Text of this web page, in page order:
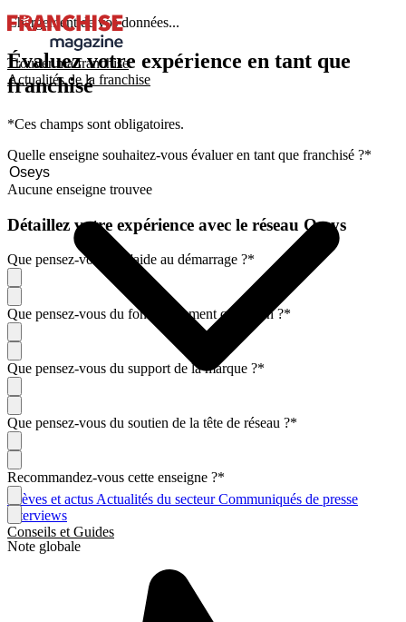
Trouver ma franchise
Actualités de la franchise
Brèves et actus Actualités du secteurCommuniqués de presse
Interviews
Conseils et Guides
Chargement de vos données...
Évaluez votre expérience en tant que
franchisé
*Ces champs sont obligatoires.
Quelle enseigne souhaitez-vous évaluer en tant que franchisé ?*
Aucune enseigne trouvee
Détaillez votre expérience avec le réseau Oseys
Que pensez-vous de l'aide au démarrage ?*
Que pensez-vous du fonctionnement quotidien ?*
Que pensez-vous du support de la marque ?*
Que pensez-vous du soutien de la tête de réseau ?*
Recommandez-vous cette enseigne ?*
Note globale